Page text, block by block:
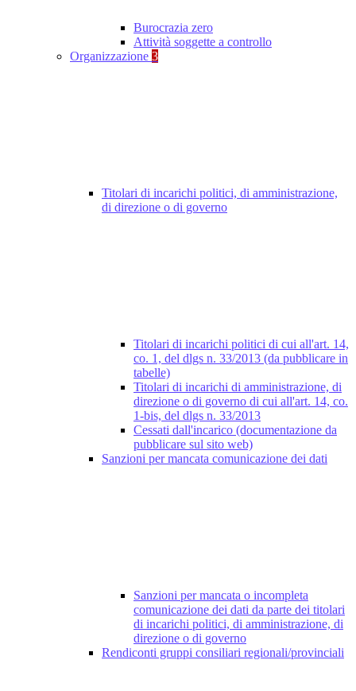
Burocrazia zero
Attività soggette a controllo
Organizzazione 3
Titolari di incarichi politici, di amministrazione,
di direzione o di governo
Titolari di incarichi politici di cui all'art. 14,
co. 1, del dlgs n. 33/2013 (da pubblicare in
tabelle)
Titolari di incarichi di amministrazione, di
direzione o di governo di cui all'art. 14, co.
1-bis, del dlgs n. 33/2013
Cessati dall'incarico (documentazione da
pubblicare sul sito web)
Sanzioni per mancata comunicazione dei dati
Sanzioni per mancata o incompleta
comunicazione dei dati da parte dei titolari
di incarichi politici, di amministrazione, di
direzione o di governo
Rendiconti gruppi consiliari regionali/provinciali